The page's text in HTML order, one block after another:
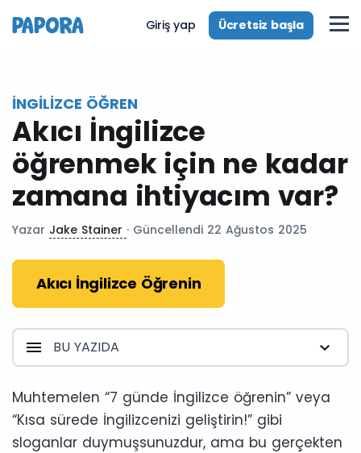
Giriş yap Ücretsiz başla
İNGILIZCE ÖĞREN
Akıcı İngilizce
öğrenmek için ne kadar
zamana ihtiyacım var?
Yazar Jake Stainer · Güncellendi 22 Ağustos 2025
Akıcı İngilizce Öğrenin
BU YAZIDA
Muhtemelen “7 günde İngilizce öğrenin” veya
“Kısa sürede İngilizcenizi geliştirin!” gibi
sloganlar duymuşsunuzdur, ama bu gerçekten